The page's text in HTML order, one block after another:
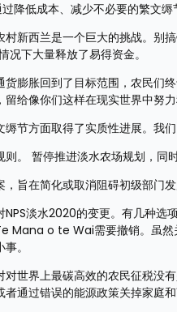
降低成本、减少不必要的繁文缛
新西兰是一个巨大的挑战。别
况下大量释放了易得资金。
膨胀回到了目标范围，农民们
给像你们这样在现实世界中努
缛节方面取得了实质性进展。我
。 暂停推进淡水农场规划，
旨在简化或取消阻碍初级部门发
淡水2020的变更。有几种
Mana o te Wai需要撤销。虽然
。
世界上最碳高效的农民征税没
通过错误的能源政策关掉家庭和